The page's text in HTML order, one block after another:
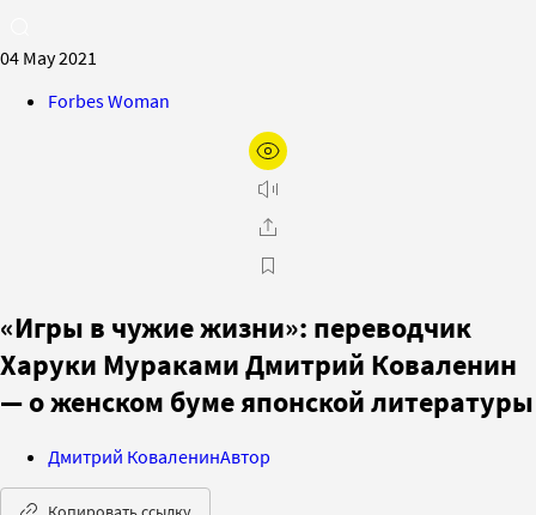
04 May 2021
Forbes Woman
«Игры в чужие жизни»: переводчик
Харуки Мураками Дмитрий Коваленин
— о женском буме японской литературы
Дмитрий КоваленинАвтор